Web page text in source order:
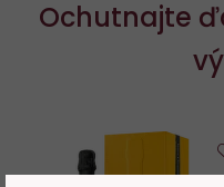
Ochutnajte